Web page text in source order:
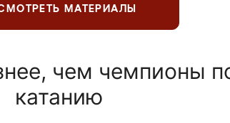
МАТЕРИАЛЫ
чем чемпионы
катанию